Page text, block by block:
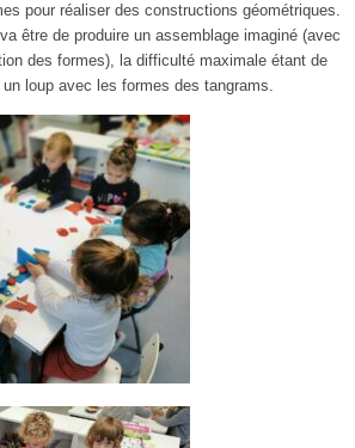
pour réaliser des constructions géométriques.
être de produire un assemblage imaginé (avec
des formes), la difficulté maximale étant de
loup avec les formes des tangrams.